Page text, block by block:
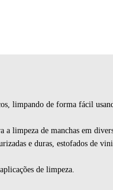
limpando de forma fácil
limpeza de manchas em
e duras, estofados de
de limpeza.